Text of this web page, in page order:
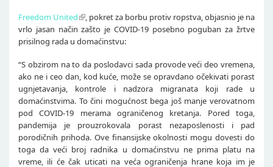
Freedom United
, pokret za borbu protiv ropstva, objasnio je na
vrlo jasan način zašto je COVID-19 posebno poguban za žrtve
prisilnog rada u domaćinstvu:
“S obzirom na to da poslodavci sada provode veći deo vremena,
ako ne i ceo dan, kod kuće, može se opravdano očekivati porast
ugnjetavanja, kontrole i nadzora migranata koji rade u
domaćinstvima. To čini mogućnost bega još manje verovatnom
pod COVID-19 merama ograničenog kretanja. Pored toga,
pandemija je prouzrokovala porast nezaposlenosti i pad
porodičnih prihoda. Ove finansijske okolnosti mogu dovesti do
toga da veći broj radnika u domaćinstvu ne prima platu na
vreme, ili će čak uticati na veća ograničenja hrane koja im je